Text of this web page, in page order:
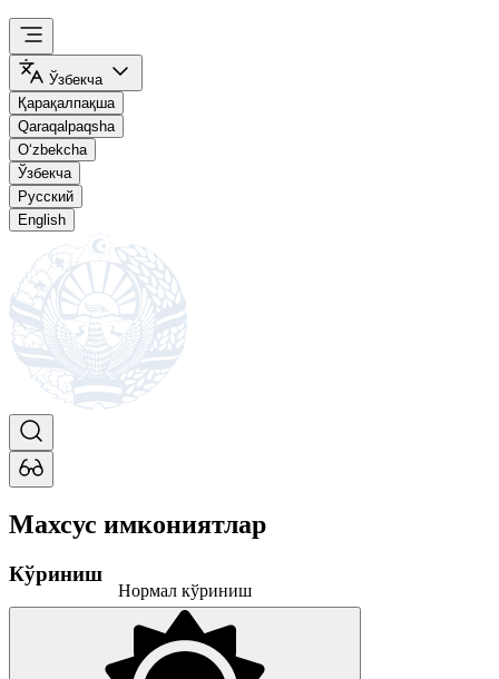
Ўзбекча
Қарақалпақша
Qaraqalpaqsha
O‘zbekcha
Ўзбекча
Русский
English
Махсус имкониятлар
Кўриниш
Нормал кўриниш